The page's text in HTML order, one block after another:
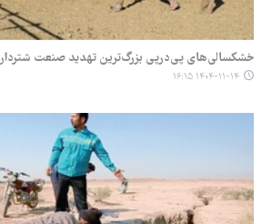
خشکسالی‌های پی‌درپی بزرگ‌ترین تهدید صنعت
۱۴۰۴-۱۱-۱۴ ۱۶:۱۵